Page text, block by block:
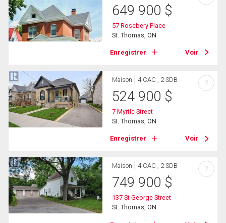
649 900 $
57 Rosebery Place
St. Thomas, ON
Enregistrer Voir
Maison 4 CAC , 2 SDB
524 900 $
7 Myrtle Street
St. Thomas, ON
Enregistrer Voir
?
Maison 4 CAC , 2 SDB
749 900 $
137 St George Street
St. Thomas, ON
?